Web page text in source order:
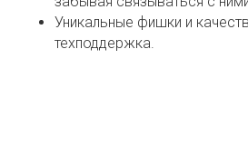
Уникальные фишки и
техподдержка.